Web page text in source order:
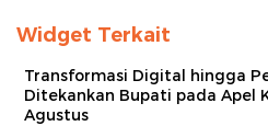
Widget Terkait
Transformasi Digital hingga
Ditekankan Bupati pada Apel
Agustus